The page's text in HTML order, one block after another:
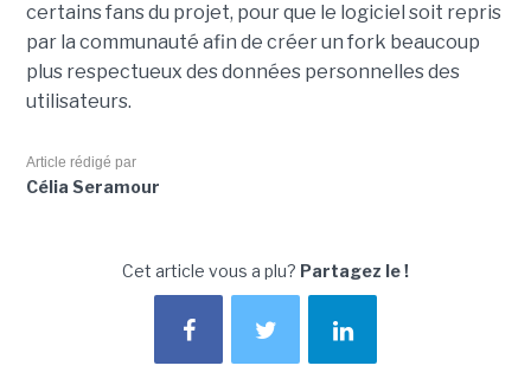
certains fans du projet, pour que le logiciel soit repris
par la communauté afin de créer un fork beaucoup
plus respectueux des données personnelles des
utilisateurs.
Article rédigé par
Célia Seramour
Cet article vous a plu? Partagez le !